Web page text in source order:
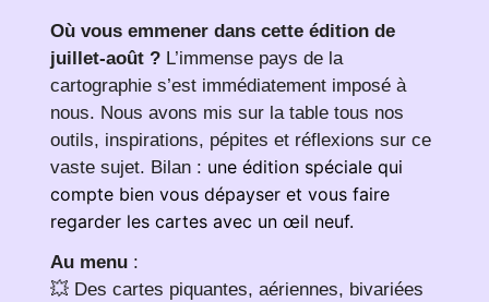
Où vous emmener dans cette édition de
juillet-août ? L’immense pays de la
cartographie s’est immédiatement imposé à
nous. Nous avons mis sur la table tous nos
outils, inspirations, pépites et réflexions sur ce
vaste sujet. Bilan : une édition spéciale qui
compte bien vous dépayser et vous faire
regarder les cartes avec un œil neuf.
Au menu :
💥 Des cartes piquantes, aériennes, bivariées